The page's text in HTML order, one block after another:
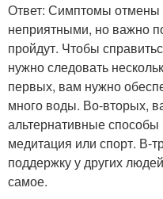
Ответ: Симптомы отмены
неприятными, но важно
пройдут. Чтобы
нужно следовать
первых, вам нужно
много воды. Во-вторых,
альтернативные способы
медитация или спорт. В-
поддержку у других
самое.